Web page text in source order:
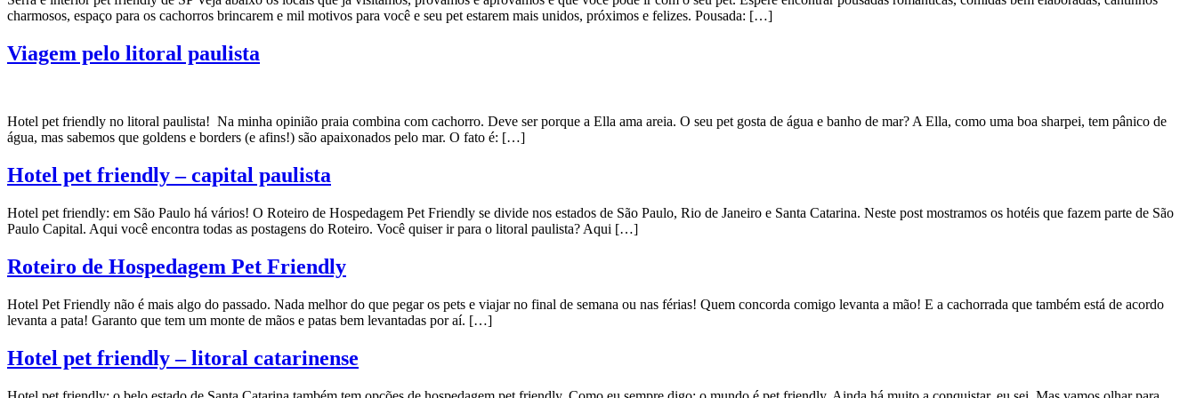
charmosos, espaço para os cachorros brincarem e mil motivos para você e seu pet estarem mais unidos, próximos e felizes. Pousada: […]
Viagem pelo litoral paulista
Hotel pet friendly no litoral paulista! Na minha opinião praia combina com cachorro. Deve ser porque a Ella ama areia. O seu pet gosta de água e banho de mar? A Ella, como uma boa sharpei, tem pânico de
água, mas sabemos que goldens e borders (e afins!) são apaixonados pelo mar. O fato é: […]
Hotel pet friendly – capital paulista
Hotel pet friendly: em São Paulo há vários! O Roteiro de Hospedagem Pet Friendly se divide nos estados de São Paulo, Rio de Janeiro e Santa Catarina. Neste post mostramos os hotéis que fazem parte de São
Paulo Capital. Aqui você encontra todas as postagens do Roteiro. Você quiser ir para o litoral paulista? Aqui […]
Roteiro de Hospedagem Pet Friendly
Hotel Pet Friendly não é mais algo do passado. Nada melhor do que pegar os pets e viajar no final de semana ou nas férias! Quem concorda comigo levanta a mão! E a cachorrada que também está de acordo
levanta a pata! Garanto que tem um monte de mãos e patas bem levantadas por aí. […]
Hotel pet friendly – litoral catarinense